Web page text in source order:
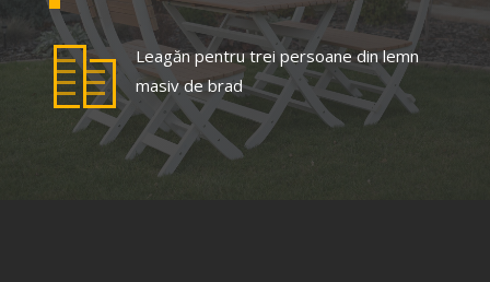
Leagăn pentru trei persoane din lemn
masiv de brad